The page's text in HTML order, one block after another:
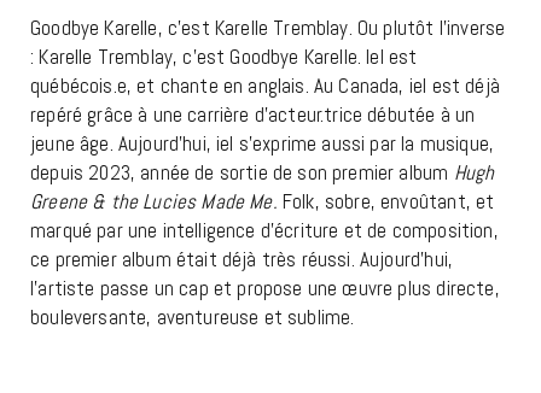
Goodbye Karelle, c’est Karelle Tremblay. Ou plutôt l’inverse
: Karelle Tremblay, c’est Goodbye Karelle. Iel est
québécois.e, et chante en anglais. Au Canada, iel est déjà
repéré grâce à une carrière d’acteur.trice débutée à un
jeune âge. Aujourd’hui, iel s’exprime aussi par la musique,
depuis 2023, année de sortie de son premier album Hugh
Greene & the Lucies Made Me. Folk, sobre, envoûtant, et
marqué par une intelligence d’écriture et de composition,
ce premier album était déjà très réussi. Aujourd’hui,
l’artiste passe un cap et propose une œuvre plus directe,
bouleversante, aventureuse et sublime.